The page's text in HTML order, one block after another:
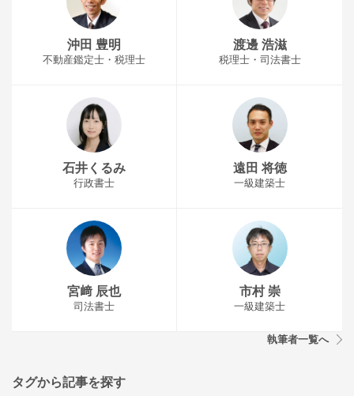
沖田 豊明
不動産鑑定士・税理士
渡邊 浩滋
税理士・司法書士
石井くるみ
行政書士
遠田 将徳
一級建築士
宮﨑 辰也
司法書士
市村 崇
一級建築士
執筆者一覧へ
タグから記事を探す